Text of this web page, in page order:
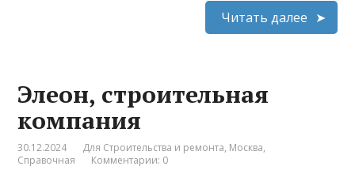
Читать далее
Элеон, строительная
компания
30.12.2024 Для Строительства и ремонта, Москва,
Справочная
Комментарии: 0